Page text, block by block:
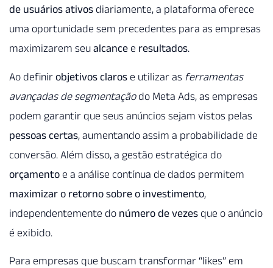
de usuários ativos diariamente, a plataforma oferece
uma oportunidade sem precedentes para as empresas
maximizarem seu alcance e resultados.
Ao definir objetivos claros e utilizar as ferramentas
avançadas de segmentaçãodo Meta Ads, as empresas
podem garantir que seus anúncios sejam vistos pelas
pessoas certas, aumentando assim a probabilidade de
conversão. Além disso, a gestão estratégica do
orçamento e a análise contínua de dados permitem
maximizar o retorno sobre o investimento,
independentemente do número de vezes que o anúncio
é exibido.
Para empresas que buscam transformar “likes” em